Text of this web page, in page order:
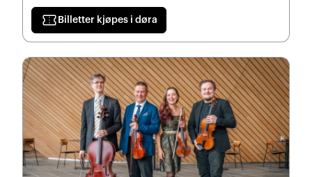
confirmation_number Billetter kjøpes i døra